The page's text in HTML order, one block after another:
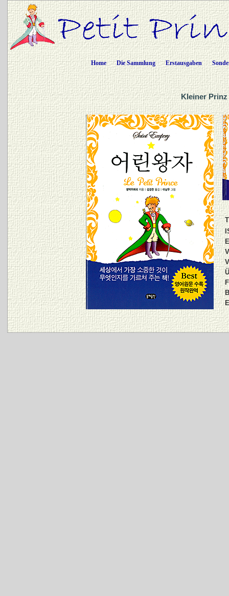
Home Die Sammlung Erstausgaben
Kleiner Prinz